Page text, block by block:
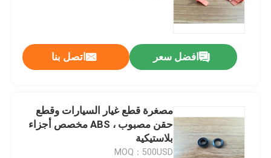
افضل سعر اتصل بنا
مصغرة قطع غيار السيارات وقطع
حقن مصبوب ، ABS مخصص أجزاء
بلاستيكية
MOQ：500USD